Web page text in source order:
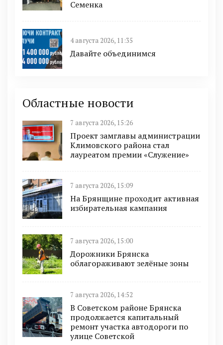
Семенка
4 августа 2026, 11:35
Давайте объединимся
Областные новости
7 августа 2026, 15:26
Проект замглавы администрации
Климовского района стал
лауреатом премии «Служение»
7 августа 2026, 15:09
На Брянщине проходит активная
избирательная кампания
7 августа 2026, 15:00
Дорожники Брянска
облагораживают зелёные зоны
7 августа 2026, 14:52
В Советском районе Брянска
продолжается капитальный
ремонт участка автодороги по
улице Советской